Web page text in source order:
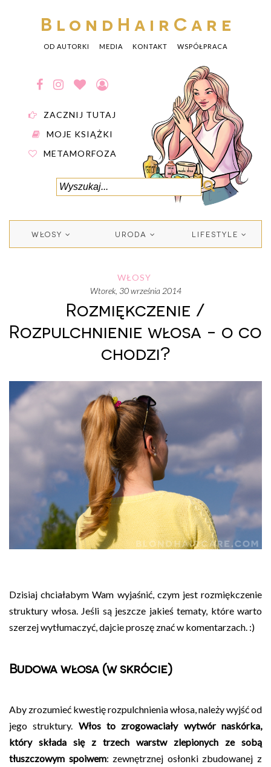
BlondHairCare
OD AUTORKI MEDIA KONTAKT WSPÓŁPRACA
ZACZNIJ TUTAJ
MOJE KSIĄŻKI
METAMORFOZA
WŁOSY URODA LIFESTYLE
WŁOSY
wtorek, 30 września 2014
Rozmiękczenie /
Rozpulchnienie włosa - o co
chodzi?
Dzisiaj chciałabym Wam wyjaśnić, czym jest rozmiękczenie
struktury włosa. Jeśli są jeszcze jakieś tematy, które warto
szerzej wytłumaczyć, dajcie proszę znać w komentarzach. :)
Budowa włosa (w skrócie)
Aby zrozumieć kwestię rozpulchnienia włosa, należy wyjść od
jego struktury. Włos to zrogowaciały wytwór naskórka,
który składa się z trzech warstw zlepionych ze sobą
tłuszczowym spoiwem: zewnętrznej osłonki zbudowanej z